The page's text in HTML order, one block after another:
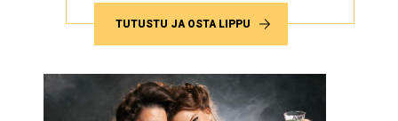
TUTUSTU JA OSTA LIPPU